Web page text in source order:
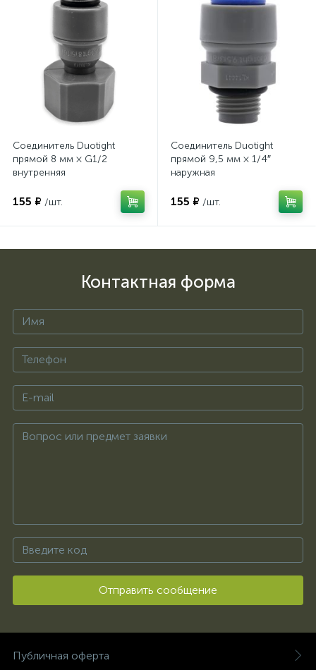
Соединитель Duotight
прямой 8 мм × G1/2
внутренняя
155 ₽ /шт.
Соединитель Duotight
прямой 9,5 мм × 1/4″
наружная
155 ₽ /шт.
Контактная форма
Отправить сообщение
Публичная оферта